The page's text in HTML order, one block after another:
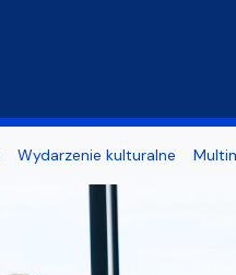
Wydarzenie kulturalne